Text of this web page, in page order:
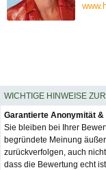
WICHTIGE HINWEISE
Garantierte Anonymität &
Sie bleiben bei Ihrer
begründete Meinung
zurückverfolgen, auch
dass die Bewertung echt